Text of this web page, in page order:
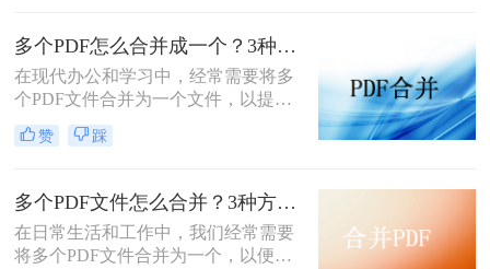
两个PDF文件呢？本文将介绍三种合
并PDF文件的方法。
多个PDF怎么合并成一个？3种方法，1分钟全搞定！！
在现代办公和学习中，经常需要将多
个PDF文件合并为一个文件，以提高
文档管理的便利性和效率。那么多个
pdf怎么合并成一个pdf呢？本文将介
赞 踩
多个PDF文件怎么合并？3种方法，1分钟轻松搞定！!
在日常生活和工作中，我们经常需要
将多个PDF文件合并为一个，以便于